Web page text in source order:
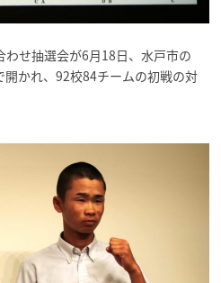
せ抽選会が6月18日、水戸市の
開かれ、92校84チームの初戦の対